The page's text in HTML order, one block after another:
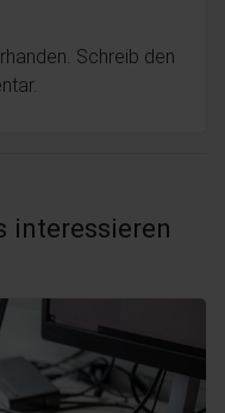
Schreib den
interessieren